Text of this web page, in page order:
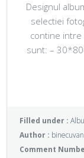
Designul
selectiei
contine intre
sunt: –
Filled under :
Author :
Comment